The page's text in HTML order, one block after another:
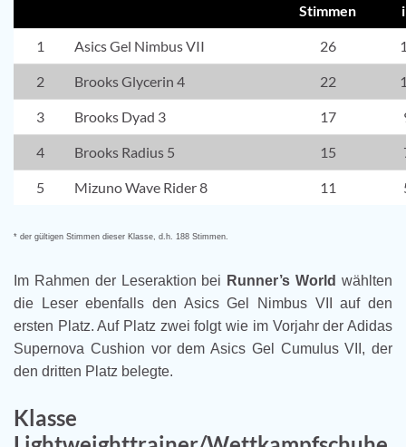
Stimmen
1 Asics Gel Nimbus VII 26
2 Brooks Glycerin 4 22
3 Brooks Dyad 3 17
4 Brooks Radius 5 15
5 Mizuno Wave Rider 8 11
* der gültigen Stimmen dieser Klasse, d.h. 188 Stimmen.
Im Rahmen der Leseraktion bei Runner’s World wählten
die Leser ebenfalls den Asics Gel Nimbus VII auf den
ersten Platz. Auf Platz zwei folgt wie im Vorjahr der Adidas
Supernova Cushion vor dem Asics Gel Cumulus VII, der
den dritten Platz belegte.
Klasse